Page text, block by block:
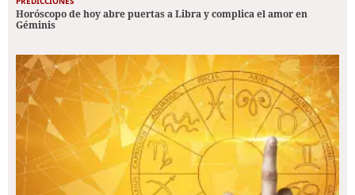
Horóscopo de hoy abre puertas a Libra y complica el amor en
Géminis